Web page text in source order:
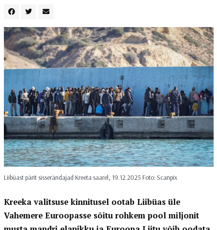
Liibüast pärit sisserändajad Kreeta saarel, 19.12.2025 Foto: Scanpix
Kreeka valitsuse kinnitusel ootab Liibüas üle
Vahemere Euroopasse sõitu rohkem pool miljonit